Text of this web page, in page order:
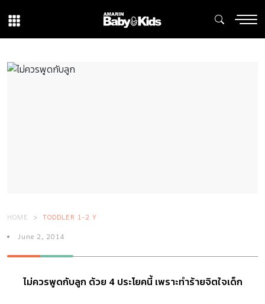
HOME TODDLER 1-2 Y
June 2, 2014
ไม่ควรพูดกับลูก ด้วย 4 ประโยคนี้ เพราะทำร้ายจิตใจเด็ก